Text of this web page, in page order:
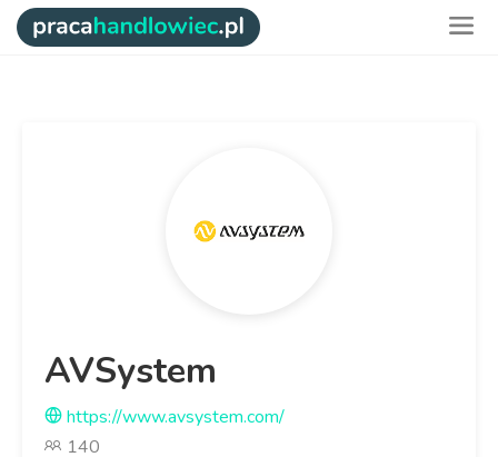
AVSystem
https://www.avsystem.com/
140